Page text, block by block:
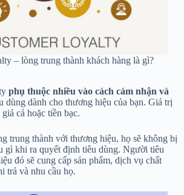
– lòng trung thành khách hàng là gì?
phụ thuộc nhiều vào cách cảm nhận và
dùng dành cho thương hiệu của bạn. Giá trị
cả hoặc tiền bạc.
trung thành với thương hiệu, họ sẽ không bị
gì khi ra quyết định tiêu dùng. Người tiêu
đó sẽ cung cấp sản phẩm, dịch vụ chất
trả và nhu cầu họ.